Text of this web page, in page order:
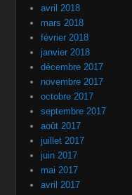
avril 2018
mars 2018
février 2018
janvier 2018
décembre 2017
novembre 2017
octobre 2017
septembre 2017
août 2017
juillet 2017
juin 2017
mai 2017
avril 2017